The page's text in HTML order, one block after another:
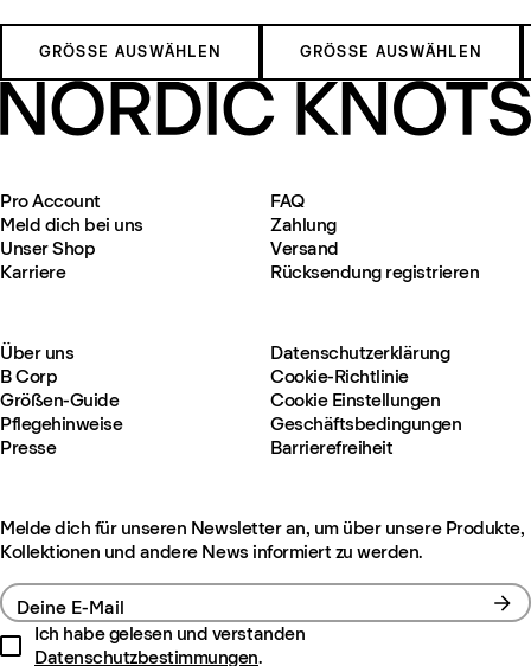
GRÖSSE AUSWÄHLEN GRÖSSE AUSWÄHLEN
Pro Account
Meld dich bei uns
Unser Shop
Karriere
FAQ
Zahlung
Versand
Rücksendung registrieren
Über uns
B Corp
Größen-Guide
Pflegehinweise
Presse
Datenschutzerklärung
Cookie-Richtlinie
Cookie Einstellungen
Geschäftsbedingungen
Barrierefreiheit
Melde dich für unseren Newsletter an, um über unsere Produkte,
Kollektionen und andere News informiert zu werden.
Deine E-Mail
Ich habe gelesen und verstanden
Datenschutzbestimmungen.